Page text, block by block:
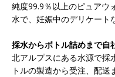
純度99.9％以上のピュアウ
水で、妊娠中のデリケート
採水からボトル詰めまで自
北アルプスにある水源で採
トルの製造から受注、配